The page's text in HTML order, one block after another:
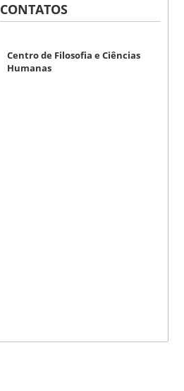
CONTATOS
Centro de Filosofia e Ciências
Humanas